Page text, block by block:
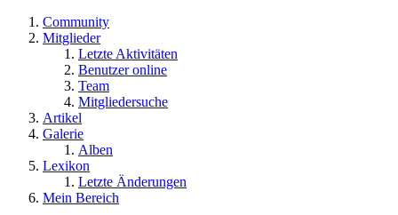
Community
Mitglieder
Letzte Aktivitäten
Benutzer online
Team
Mitgliedersuche
Artikel
Galerie
Alben
Lexikon
Letzte Änderungen
Mein Bereich